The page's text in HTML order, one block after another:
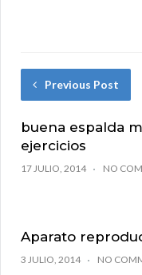
Previous Post
buena espalda
ejercicios
17 JULIO, 2014 NO
Aparato
3 JULIO, 2014 NO